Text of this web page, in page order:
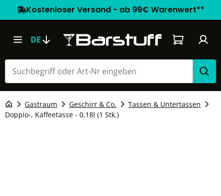
Kostenloser Versand - ab 99€ Warenwert**
DE Warenkorb
Gastraum Geschirr & Co.
Tassen & Untertassen
Doppio-, Kaffeetasse - 0,18l (1 Stk.)